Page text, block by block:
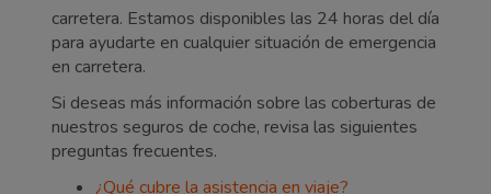
carretera. Estamos disponibles las 24 horas del día
para ayudarte en cualquier situación de emergencia
en carretera.
Si deseas más información sobre las coberturas de
nuestros seguros de coche, revisa las siguientes
preguntas frecuentes.
¿Qué cubre la asistencia en viaje?